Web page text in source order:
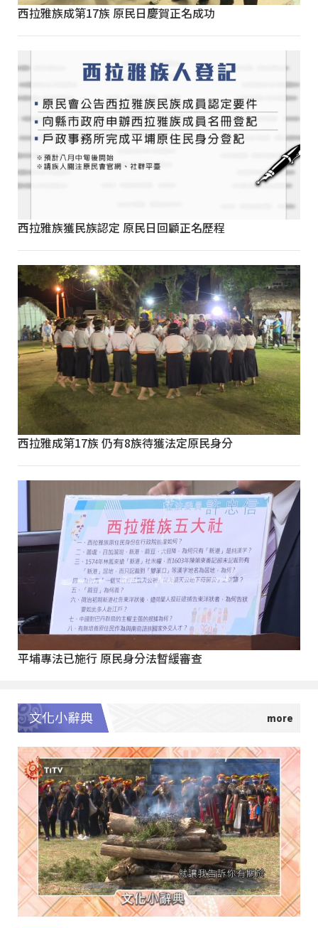
西拉雅族成第17族 原民日慶賀正名成功
西拉雅族獲民族認定 原民日回顧正名歷程
西拉雅成第17族 仍有8族待獲法定原民身分
平埔專法已施行 原民身分法暫緩審查
文化小辭典